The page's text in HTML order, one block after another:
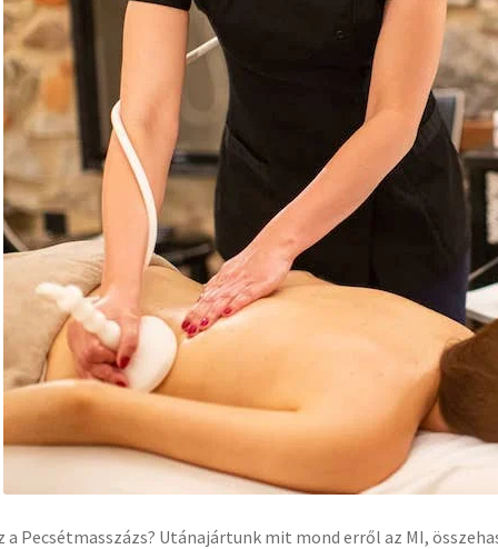
a Pecsétmasszázs? Utánajártunk mit mond erről az MI,